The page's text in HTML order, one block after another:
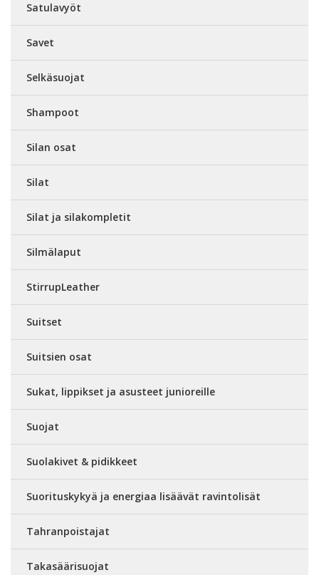
Satulavyöt
Savet
Selkäsuojat
Shampoot
Silan osat
Silat
Silat ja silakompletit
Silmälaput
StirrupLeather
Suitset
Suitsien osat
Sukat, lippikset ja asusteet junioreille
Suojat
Suolakivet & pidikkeet
Suorituskykyä ja energiaa lisäävät ravintolisät
Tahranpoistajat
Takasäärisuojat